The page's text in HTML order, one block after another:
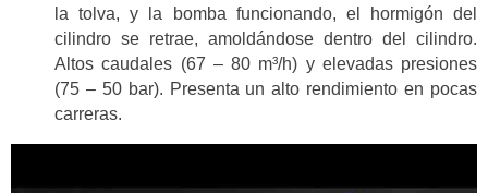
la tolva, y la bomba funcionando, el hormigón del
cilindro se retrae, amoldándose dentro del cilindro.
Altos caudales (67 – 80 m³/h) y elevadas presiones
(75 – 50 bar). Presenta un alto rendimiento en pocas
carreras.